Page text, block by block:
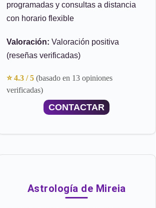
programadas y consultas a distancia
con horario flexible
Valoración: Valoración positiva
(reseñas verificadas)
⭐ 4.3 / 5 (basado en 13 opiniones
verificadas)
CONTACTAR
Astrología de Mireia